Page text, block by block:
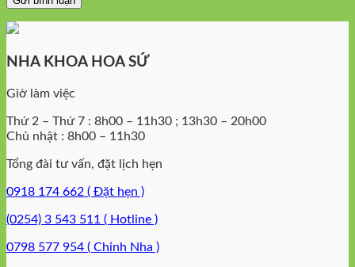
NHA KHOA HOA SỨ
Giờ làm việc
Thứ 2 – Thứ 7 : 8h00 – 11h30 ; 13h30 – 20h00
Chủ nhật : 8h00 – 11h30
Tổng đài tư vấn, đặt lịch hẹn
0918 174 662 ( Đặt hẹn )
(0254) 3 543 511 ( Hotline )
0798 577 954 ( Chỉnh Nha )